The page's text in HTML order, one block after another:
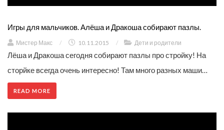
Игры для мальчиков. Алёша и Дракоша собирают пазлы.
Мистер Макс / 10.11.2015 / Дети и родители
Лёша и Дракоша сегодня собирают пазлы про стройку! На
сторйке всегда очень интересно! Там много разных маши…
READ MORE